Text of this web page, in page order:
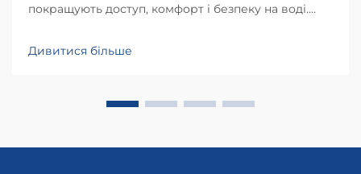
покращують доступ, комфорт і безпеку на воді.
на черевики для риболовлі в річці цілий рік.
Дізнайтеся більше зараз.
Дивитися більше